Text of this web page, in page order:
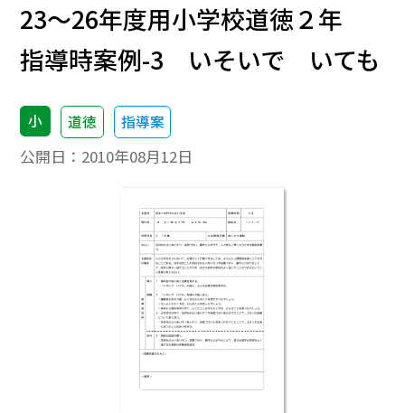
23～26年度用小学校道徳２年
指導時案例-3 いそいで いても
小 道徳 指導案
公開日： 2010年08月12日